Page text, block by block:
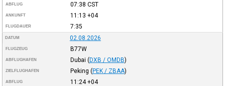
ABFLUG 07:38 CST
ANKUNFT 11:13 +04
FLUGDAUER 7:35
DATUM 02.08.2026
FLUGZEUG B77W
ABFLUGHAFEN Dubai (DXB / OMDB)
ZIELFLUGHAFEN Peking (PEK / ZBAA)
ABFLUG 11:24+04